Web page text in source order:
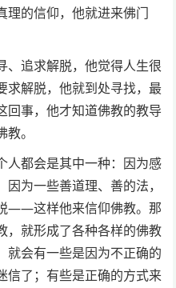
的信仰，他就进来佛门
、追求解脱，他觉得人生很
求解脱，他就到处寻找，最
回事，他才知道佛教的教导
。
人都会是其中一种：因为感
为一些善道理、善的法，
——这样他来信仰佛教。那
，就形成了各种各样的佛教
就会有一些是因为不正确的
信了；有些是正确的方式来